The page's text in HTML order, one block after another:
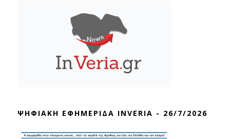
ΨΗΦΙΑΚΗ ΕΦΗΜΕΡΙΔΑ INVERIA - 26/7/2026